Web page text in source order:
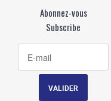
Abonnez-vous
Subscribe